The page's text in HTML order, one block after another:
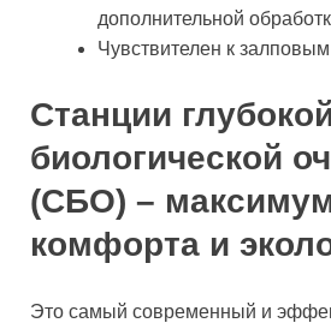
дополнительной
Чувствителен к
Станции
биологической
(СБО) –
комфорта и
Это самый современный и